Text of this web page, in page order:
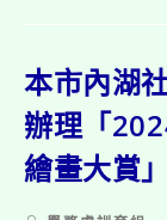
兒
童
月
─
假
日
樂
教
育
局
函
送
教
本市內湖
辦理「
繪畫大賞」